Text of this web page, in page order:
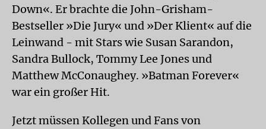
Down«. Er brachte die John-Grisham-
Bestseller »Die Jury« und »Der Klient« auf die
Leinwand - mit Stars wie Susan Sarandon,
Sandra Bullock, Tommy Lee Jones und
Matthew McConaughey. »Batman Forever«
war ein großer Hit.
Jetzt müssen Kollegen und Fans von